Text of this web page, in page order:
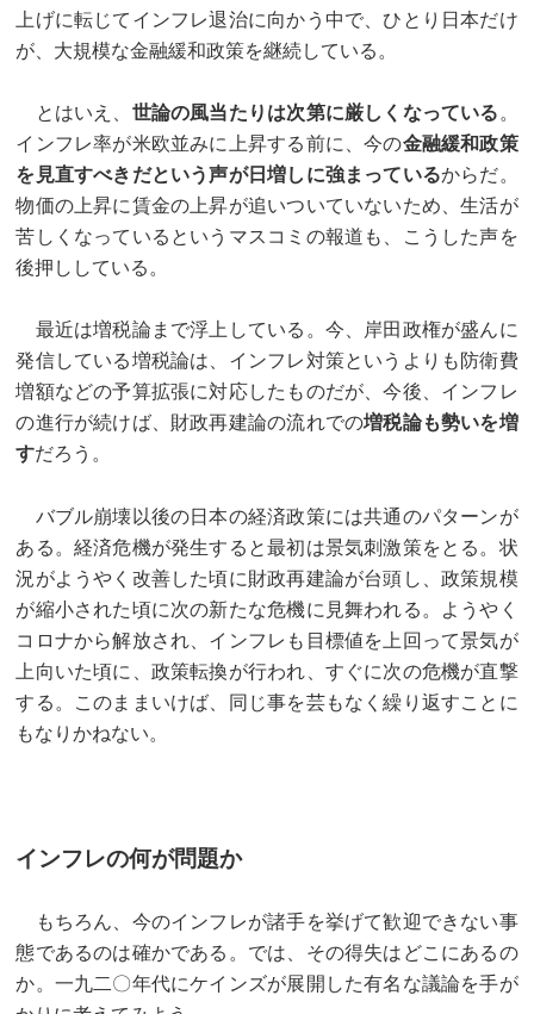
上げに転じてインフレ退治に向かう中で、ひとり日本だけ
が、大規模な金融緩和政策を継続している。
とはいえ、 世論の風当たりは次第に厳しくなっている 。
インフレ率が米欧並みに上昇する前に、今の金融緩和政策
を見直すべきだという声が日増しに強まっているからだ。
物価の上昇に賃金の上昇が追いついていないため、生活が
苦しくなっているというマスコミの報道も、こうした声を
後押ししている。
最近は増税論まで浮上している。今、岸田政権が盛んに
発信している増税論は、インフレ対策というよりも防衛費
増額などの予算拡張に対応したものだが、今後、インフレ
の進行が続けば、財政再建論の流れでの増税論も勢いを増
すだろう。
バブル崩壊以後の日本の経済政策には共通のパターンが
ある。経済危機が発生すると最初は景気刺激策をとる。状
況がようやく改善した頃に財政再建論が台頭し、政策規模
が縮小された頃に次の新たな危機に見舞われる。ようやく
コロナから解放され、インフレも目標値を上回って景気が
上向いた頃に、政策転換が行われ、すぐに次の危機が直撃
する。このままいけば、同じ事を芸もなく繰り返すことに
もなりかねない。
インフレの何が問題か
もちろん、今のインフレが諸手を挙げて歓迎できない事
態であるのは確かである。では、その得失はどこにあるの
か。一九二〇年代にケインズが展開した有名な議論を手が